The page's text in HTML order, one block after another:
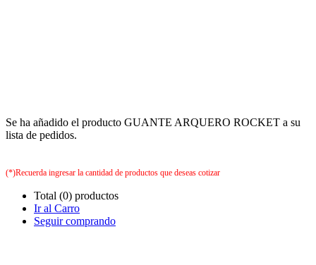
Se ha añadido el producto GUANTE ARQUERO ROCKET a su
lista de pedidos.
(*)Recuerda ingresar la cantidad de productos que deseas cotizar
Total (0) productos
Ir al Carro
Seguir comprando